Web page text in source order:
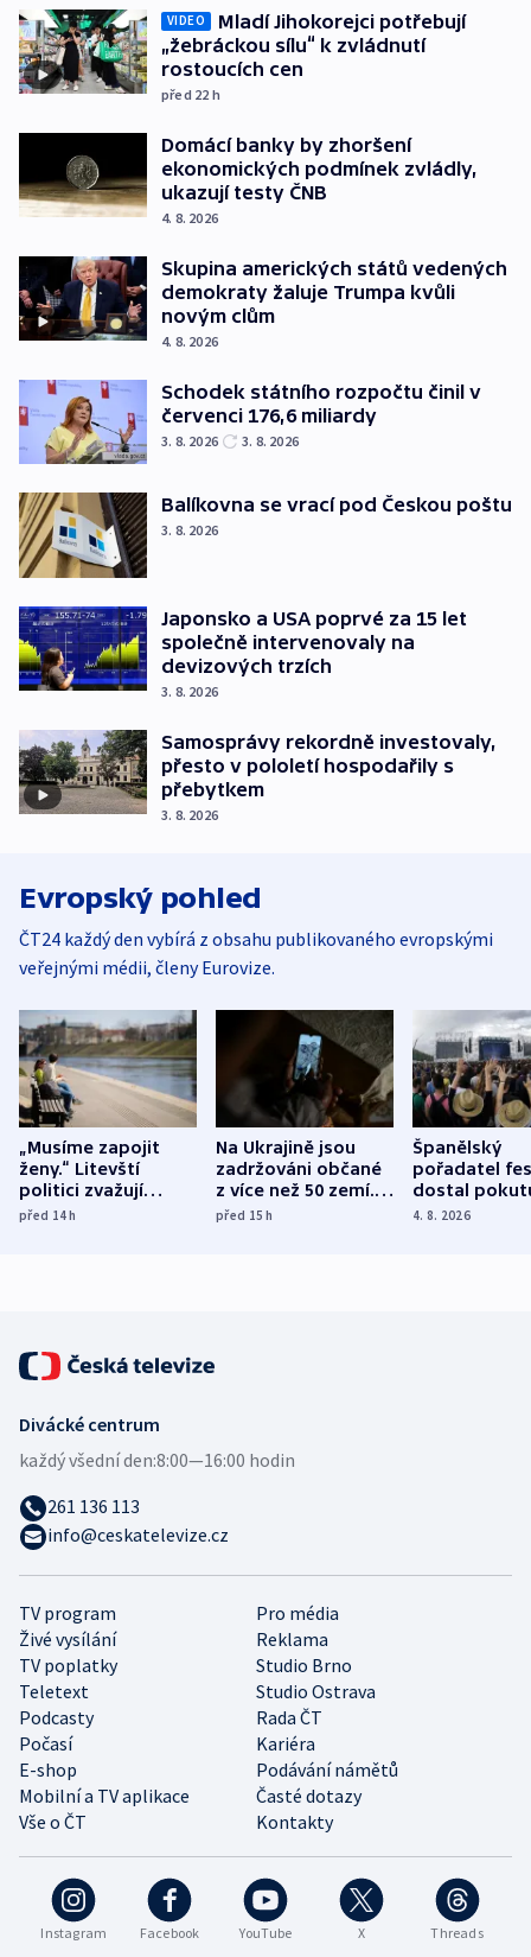
VIDEO
Mladí Jihokorejci potřebují
„žebráckou sílu“ k zvládnutí
rostoucích cen
před 22 h
Domácí banky by zhoršení
ekonomických podmínek zvládly,
ukazují testy ČNB
4. 8. 2026
Skupina amerických států vedených
demokraty žaluje Trumpa kvůli
novým clům
4. 8. 2026
Schodek státního rozpočtu činil v
červenci 176,6 miliardy
3. 8. 2026 3. 8. 2026
Balíkovna se vrací pod Českou poštu
3. 8. 2026
Japonsko a USA poprvé za 15 let
společně intervenovaly na
devizových trzích
3. 8. 2026
Samosprávy rekordně investovaly,
přesto v pololetí hospodařily s
přebytkem
3. 8. 2026
Evropský pohled
ČT24 každý den vybírá z obsahu publikovaného evropskými
veřejnými médii, členy Eurovize.
„Musíme zapojit
ženy.“ Litevští
politici zvažují
dohodu o
před 14h
Na Ukrajině jsou
zadržováni občané
z více než 50 zemí.
Bojovali na straně
před 15h
Španělský
pořadatel
dostal
nekalé
4. 8. 2026
Instagram Facebook YouTube X Threads
TV program
Pro média
Živé vysílání
Reklama
TV poplatky
Studio Brno
Teletext
Studio Ostrava
Podcasty
Rada ČT
Počasí
Kariéra
E-shop
Podávání námětů
Mobilní a TV aplikace
Časté dotazy
Vše o ČT
Kontakty
Divácké centrum
každý všední den:8:00—16:00 hodin
261 136 113
info@ceskatelevize.cz